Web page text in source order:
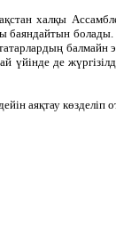
халқы
баяндайтын болады.
балмайн
үйінде де
аяқтау көзделіп